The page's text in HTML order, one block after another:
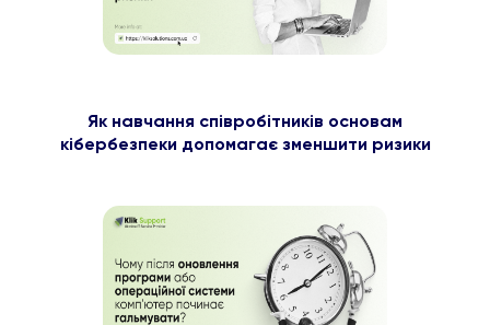
Як навчання співробітників основам
кібербезпеки допомагає зменшити ризики